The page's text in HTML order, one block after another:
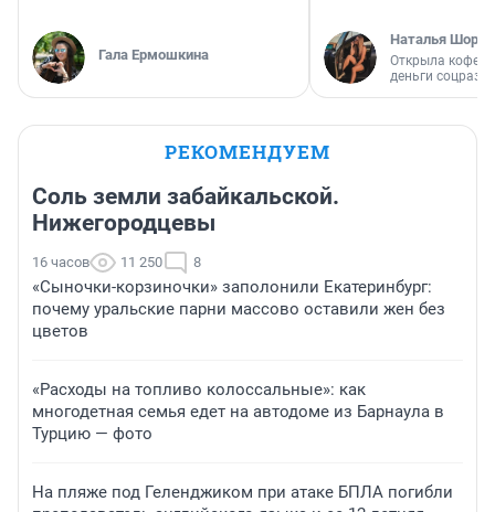
Гала Ермошкина
Наталья
Открыла
деньги
РЕКОМЕНДУЕМ
Соль земли забайкальской.
Нижегородцевы
16 часов 11 250 8
«Сыночки-корзиночки» заполонили Екатеринбург:
почему уральские парни массово оставили жен без
цветов
«Расходы на топливо колоссальные»: как
многодетная семья едет на автодоме из Барнаула в
Турцию — фото
На пляже под Геленджиком при атаке БПЛА погибли